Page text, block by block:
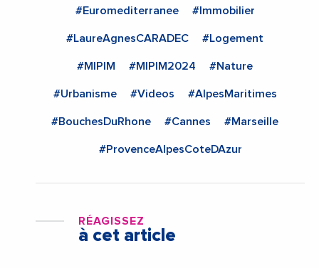
#Euromediterranee #Immobilier
#LaureAgnesCARADEC #Logement
#MIPIM #MIPIM2024 #Nature
#Urbanisme #Videos #AlpesMaritimes
#BouchesDuRhone #Cannes #Marseille
#ProvenceAlpesCoteDAzur
RÉAGISSEZ
à cet article